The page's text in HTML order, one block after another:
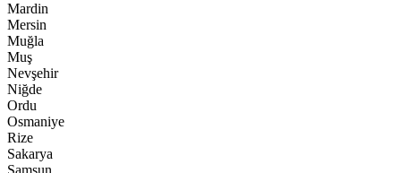
Mardin
Mersin
Muğla
Muş
Nevşehir
Niğde
Ordu
Osmaniye
Rize
Sakarya
Samsun